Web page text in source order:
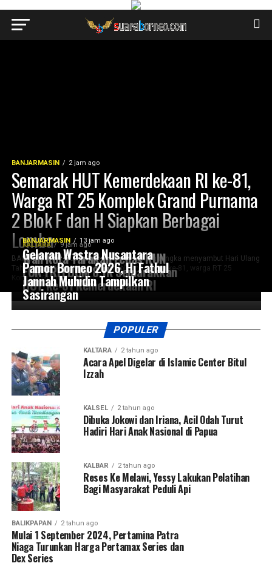
BANJARMASIN 2 jam ago
Semarak HUT Kemerdekaan RI ke-81,
Warga RT 25 Komplek Grand Purnama
2 Blok F dan H Siapkan Berbagai
Lomba
BANJARMASIN, SuaraBorneo.com – Dalam rangka menyambut Hari Ulang
Tahun (HUT) Kemerdekaan Republik Indonesia ke-81, warga RT 25
Komplek Grand Purnama...
KALTARA 9 jam ago
Wali Kota Tarakan Lepas RUN
FOR FREEDOM 8.1K Semarakkan
HUT ke-81 Kemerdekaan RI
BANJARMASIN 13 jam ago
Gelaran Wastra Nusantara
Pamor Borneo 2026, Hj Fathul
Jannah Muhidin Tampilkan
Sasirangan
POPULER
KALTARA 2 tahun ago
Acara Apel Digelar di Islamic Center Bitul
Izzah
KALSEL 2 tahun ago
Dibuka Jokowi dan Iriana, Acil Odah Turut
Hadiri Hari Anak Nasional di Papua
KALBAR 2 tahun ago
Reses Ke Melawi, Yessy Lakukan Pelatihan
Bagi Masyarakat Peduli Api
BALIKPAPAN 2 tahun ago
Mulai 1 September 2024, Pertamina Patra
Niaga Turunkan Harga Pertamax Series dan
Dex Series